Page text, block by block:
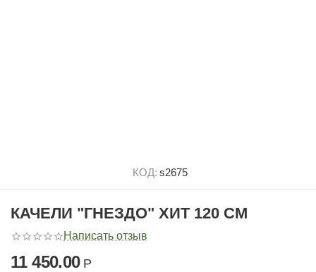
КОД: s2675
КАЧЕЛИ "ГНЕЗДО" ХИТ 120 СМ
Написать отзыв
11 450.00 Р